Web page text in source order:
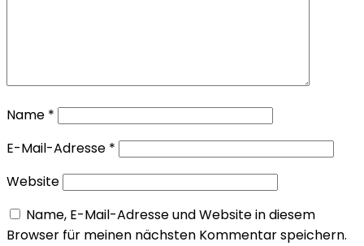
Name *
E-Mail-Adresse *
Website
Name, E-Mail-Adresse und Website in diesem
Browser für meinen nächsten Kommentar speichern.